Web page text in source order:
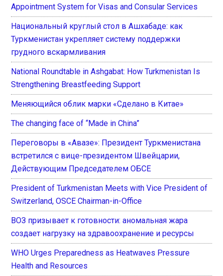
Appointment System for Visas and Consular Services
Национальный круглый стол в Ашхабаде: как
Туркменистан укрепляет систему поддержки
грудного вскармливания
National Roundtable in Ashgabat: How Turkmenistan Is
Strengthening Breastfeeding Support
Меняющийся облик марки «Сделано в Китае»
The changing face of “Made in China”
Переговоры в «Авазе»: Президент Туркменистана
встретился с вице-президентом Швейцарии,
Действующим Председателем ОБСЕ
President of Turkmenistan Meets with Vice President of
Switzerland, OSCE Chairman-in-Office
ВОЗ призывает к готовности: аномальная жара
создает нагрузку на здравоохранение и ресурсы
WHO Urges Preparedness as Heatwaves Pressure
Health and Resources